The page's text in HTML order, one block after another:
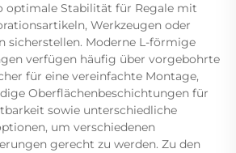
optimale Stabilität für Regale mit
Werkzeugen oder
sicherstellen. Moderne L-förmige
verfügen häufig über vorgebohrte
für eine vereinfachte Montage,
Oberflächenbeschichtungen für
sowie unterschiedliche
um verschiedenen
gerecht zu werden. Zu den